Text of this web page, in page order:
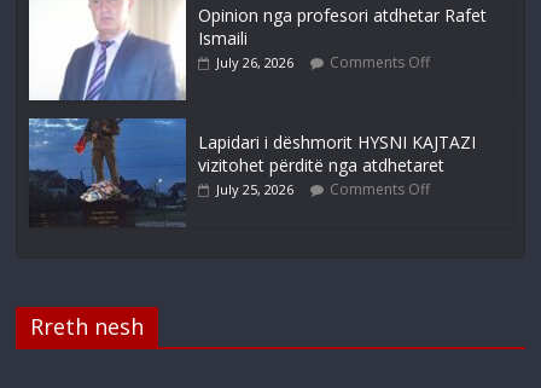
Opinion nga profesori atdhetar Rafet
Ismaili
July 26, 2026 Comments Off
Lapidari i dëshmorit HYSNI KAJTAZI
vizitohet përditë nga atdhetaret
July 25, 2026 Comments Off
Rreth nesh